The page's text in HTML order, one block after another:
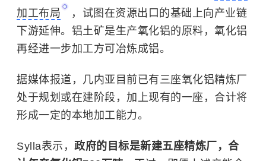
加工布局
，试图在资源出口的基础上向产业链
下游延伸。铝土矿是生产氧化铝的原料，氧化铝
再经进一步加工方可冶炼成铝。
据媒体报道，几内亚目前已有三座氧化铝精炼厂
处于规划或在建阶段，加上现有的一座，合计将
形成一定的本地加工能力。
Sylla表示， 政府的目标是新建五座精炼厂，合